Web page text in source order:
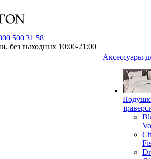
500 31 58
без выходных 10:00-21:00
Аксессуары